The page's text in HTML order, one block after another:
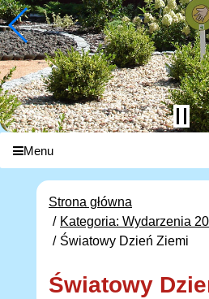
Menu
Strona główna
Kategoria: Wydarzenia
Światowy Dzień Ziemi
Światowy